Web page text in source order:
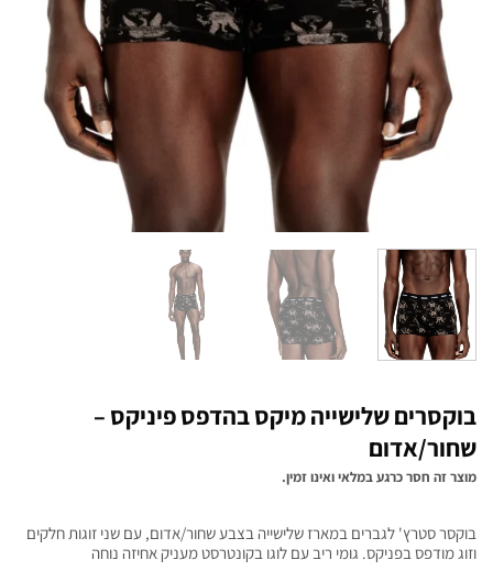
בוקסרים שלישייה מיקס בהדפס פיניקס –
שחור/אדום
מוצר זה חסר כרגע במלאי ואינו זמין.
בוקסר סטרץ' לגברים במארז שלישייה בצבע שחור/אדום, עם שני זוגות חלקים
וזוג מודפס בפניקס. גומי ריב עם לוגו בקונטרסט מעניק אחיזה נוחה